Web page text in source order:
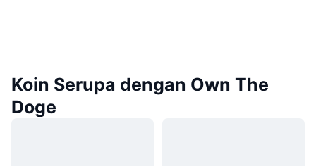
Koin Serupa dengan Own The
Doge